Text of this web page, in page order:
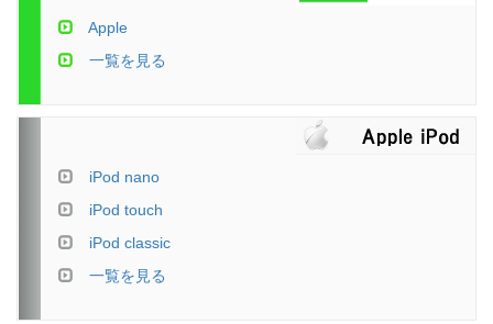
Apple
一覧を見る
iPod nano
iPod touch
iPod classic
一覧を見る